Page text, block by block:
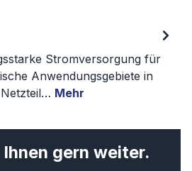
Stromversorgung für
Anwendungsgebiete in
Mehr
gern weiter.